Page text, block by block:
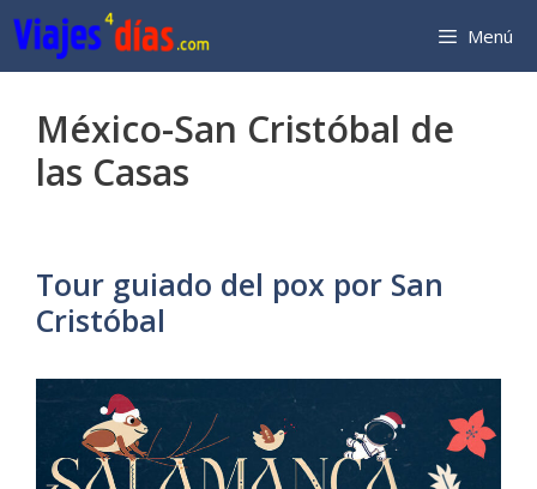
Saltar
al
contenido
Menú
México-San Cristóbal de
las Casas
Tour guiado del pox por San
Cristóbal